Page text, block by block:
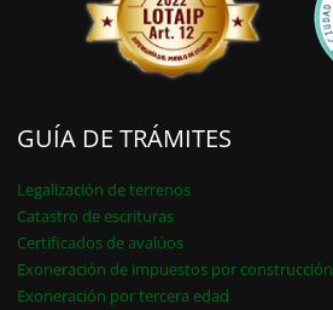
GUÍA DE TRÁMITES
Legalización de terrenos
Catastro de escrituras
Certificados de avalúos
Exoneración de impuestos por construcción
Exoneración por tercera edad